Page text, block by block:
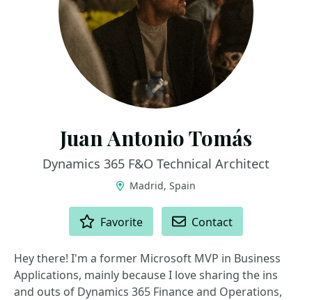
Juan Antonio Tomás
Dynamics 365 F&O Technical Architect
Madrid, Spain
Favorite Contact
Hey there! I'm a former Microsoft MVP in Business
Applications, mainly because I love sharing the ins
and outs of Dynamics 365 Finance and Operations,